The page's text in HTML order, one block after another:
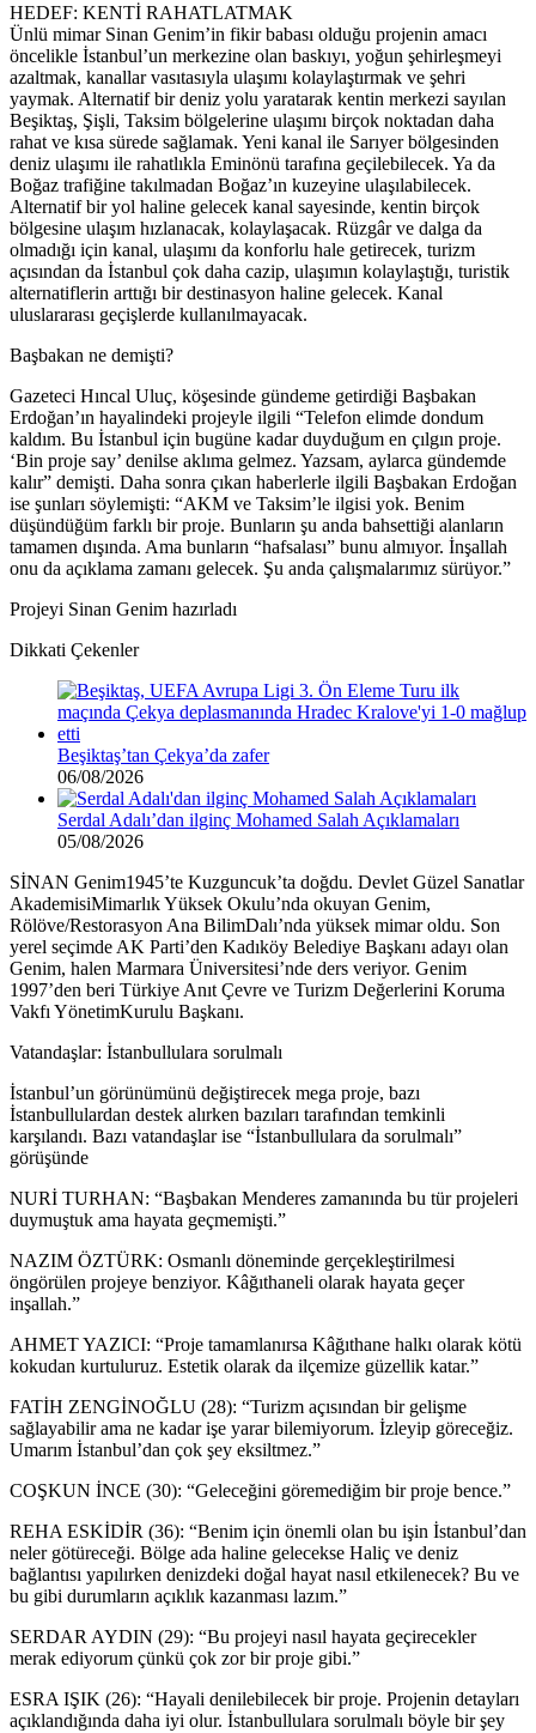
HEDEF: KENTİ RAHATLATMAK
Ünlü mimar Sinan Genim’in fikir babası olduğu projenin amacı
öncelikle İstanbul’un merkezine olan baskıyı, yoğun şehirleşmeyi
azaltmak, kanallar vasıtasıyla ulaşımı kolaylaştırmak ve şehri
yaymak. Alternatif bir deniz yolu yaratarak kentin merkezi sayılan
Beşiktaş, Şişli, Taksim bölgelerine ulaşımı birçok noktadan daha
rahat ve kısa sürede sağlamak. Yeni kanal ile Sarıyer bölgesinden
deniz ulaşımı ile rahatlıkla Eminönü tarafına geçilebilecek. Ya da
Boğaz trafiğine takılmadan Boğaz’ın kuzeyine ulaşılabilecek.
Alternatif bir yol haline gelecek kanal sayesinde, kentin birçok
bölgesine ulaşım hızlanacak, kolaylaşacak. Rüzgâr ve dalga da
olmadığı için kanal, ulaşımı da konforlu hale getirecek, turizm
açısından da İstanbul çok daha cazip, ulaşımın kolaylaştığı, turistik
alternatiflerin arttığı bir destinasyon haline gelecek. Kanal
uluslararası geçişlerde kullanılmayacak.
Başbakan ne demişti?
Gazeteci Hıncal Uluç, köşesinde gündeme getirdiği Başbakan
Erdoğan’ın hayalindeki projeyle ilgili “Telefon elimde dondum
kaldım. Bu İstanbul için bugüne kadar duyduğum en çılgın proje.
‘Bin proje say’ denilse aklıma gelmez. Yazsam, aylarca gündemde
kalır” demişti. Daha sonra çıkan haberlerle ilgili Başbakan Erdoğan
ise şunları söylemişti: “AKM ve Taksim’le ilgisi yok. Benim
düşündüğüm farklı bir proje. Bunların şu anda bahsettiği alanların
tamamen dışında. Ama bunların “hafsalası” bunu almıyor. İnşallah
onu da açıklama zamanı gelecek. Şu anda çalışmalarımız sürüyor.”
Projeyi Sinan Genim hazırladı
Dikkati Çekenler
Beşiktaş’tan Çekya’da zafer
06/08/2026
Serdal Adalı’dan ilginç Mohamed Salah Açıklamaları
05/08/2026
SİNAN Genim1945’te Kuzguncuk’ta doğdu. Devlet Güzel Sanatlar
AkademisiMimarlık Yüksek Okulu’nda okuyan Genim,
Rölöve/Restorasyon Ana BilimDalı’nda yüksek mimar oldu. Son
yerel seçimde AK Parti’den Kadıköy Belediye Başkanı adayı olan
Genim, halen Marmara Üniversitesi’nde ders veriyor. Genim
1997’den beri Türkiye Anıt Çevre ve Turizm Değerlerini Koruma
Vakfı YönetimKurulu Başkanı.
Vatandaşlar: İstanbullulara sorulmalı
İstanbul’un görünümünü değiştirecek mega proje, bazı
İstanbullulardan destek alırken bazıları tarafından temkinli
karşılandı. Bazı vatandaşlar ise “İstanbullulara da sorulmalı”
görüşünde
NURİ TURHAN: “Başbakan Menderes zamanında bu tür projeleri
duymuştuk ama hayata geçmemişti.”
NAZIM ÖZTÜRK: Osmanlı döneminde gerçekleştirilmesi
öngörülen projeye benziyor. Kâğıthaneli olarak hayata geçer
inşallah.”
AHMET YAZICI: “Proje tamamlanırsa Kâğıthane halkı olarak kötü
kokudan kurtuluruz. Estetik olarak da ilçemize güzellik katar.”
FATİH ZENGİNOĞLU (28): “Turizm açısından bir gelişme
sağlayabilir ama ne kadar işe yarar bilemiyorum. İzleyip göreceğiz.
Umarım İstanbul’dan çok şey eksiltmez.”
COŞKUN İNCE (30): “Geleceğini göremediğim bir proje bence.”
REHA ESKİDİR (36): “Benim için önemli olan bu işin İstanbul’dan
neler götüreceği. Bölge ada haline gelecekse Haliç ve deniz
bağlantısı yapılırken denizdeki doğal hayat nasıl etkilenecek? Bu ve
bu gibi durumların açıklık kazanması lazım.”
SERDAR AYDIN (29): “Bu projeyi nasıl hayata geçirecekler
merak ediyorum çünkü çok zor bir proje gibi.”
ESRA IŞIK (26): “Hayali denilebilecek bir proje. Projenin detayları
açıklandığında daha iyi olur. İstanbullulara sorulmalı böyle bir şey